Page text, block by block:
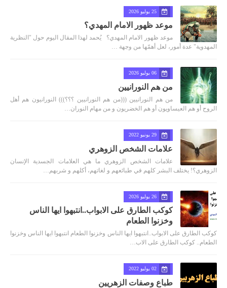
25 يوليو 2026
موعد ظهور الامام المهدي؟
موعد ظهور الامام المهدي؟ يُحمد لهذا المقال اليوم حول "النظرية
المهدوية" عدة أمور، لعل أهمّها من وجهة …
06 يوليو 2026
من هم النورانيين
من هم النورانيين (((من هم النورانيين ؟؟؟))) النورانيون هم أهل
الروح أو هم العيساويون أو هم الخضريون و من مهام النوران…
29 يونيو 2022
علامات الشخص الزوهري
علامات الشخص الزوهري ما هي العلامات الجسدية الإنسان
الزوهري؟! يختلف البشر كلهم في طبائعهم و لغاتهم، أكلهم و شربهم…
26 يوليو 2026
كوكب الطارق على الابواب..انتبهوا ايها الناس
وخزنوا الطعام
كوكب الطارق على الابواب..انتبهوا ايها الناس وخزنوا الطعام انتبهوا ايها الناس وخزنوا
الطعام.. كوكب الطارق على الاب…
02 يوليو 2022
طباع وصفات الزهريين